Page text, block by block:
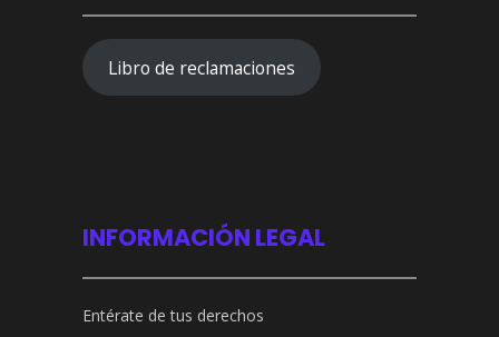
Libro de reclamaciones
INFORMACIÓN LEGAL
Entérate de tus derechos